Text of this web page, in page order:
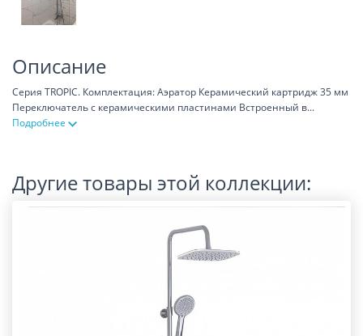
Описание
Серия TROPIC. Комплектация: Аэратор Керамический картридж 35 мм
Переключатель с керамическими пластинами Встроенный в...
Подробнее
Другие товары этой коллекции: